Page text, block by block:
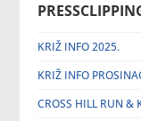
KRIŽ INFO 2025.
KRIŽ INFO
CROSS HILL RUN &